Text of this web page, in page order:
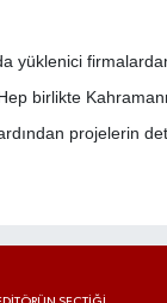
yüklenici
birlikte
projelerin